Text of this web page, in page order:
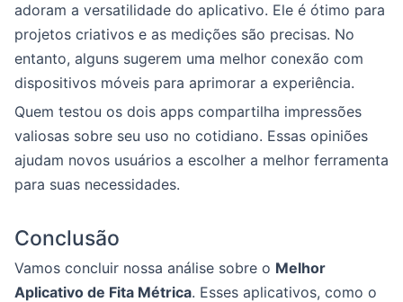
adoram a versatilidade do aplicativo. Ele é ótimo para
projetos criativos e as medições são precisas. No
entanto, alguns sugerem uma melhor conexão com
dispositivos móveis para aprimorar a experiência.
Quem testou os dois apps compartilha impressões
valiosas sobre seu uso no cotidiano. Essas opiniões
ajudam novos usuários a escolher a melhor ferramenta
para suas necessidades.
Conclusão
Vamos concluir nossa análise sobre o Melhor
Aplicativo de Fita Métrica. Esses aplicativos, como o